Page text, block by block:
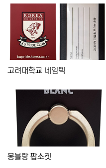
고려대학교 네임텍
몽블랑 팝소켓